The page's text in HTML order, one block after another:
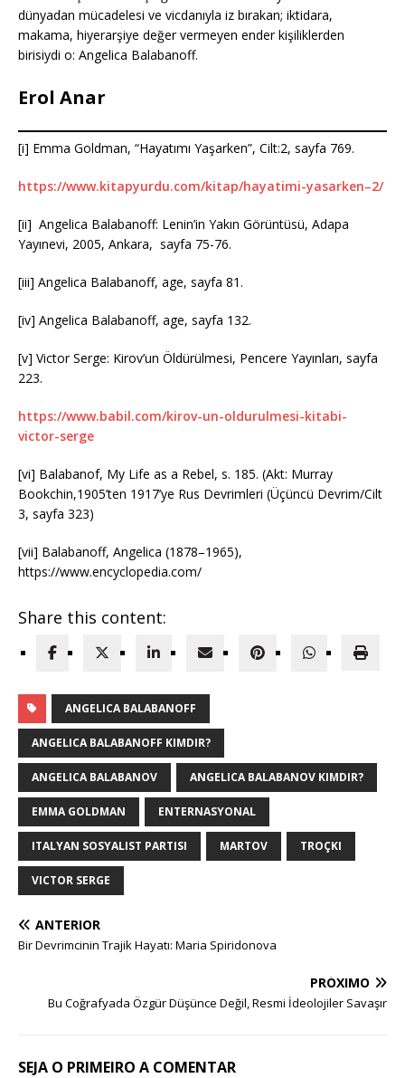
dünyadan mücadelesi ve vicdanıyla iz bırakan; iktidara,
makama, hiyerarşiye değer vermeyen ender kişiliklerden
birisiydi o: Angelica Balabanoff.
Erol Anar
[i] Emma Goldman, “Hayatımı Yaşarken”, Cilt:2, sayfa 769.
https://www.kitapyurdu.com/kitap/hayatimi-yasarken–2/
[ii] Angelica Balabanoff: Lenin’in Yakın Görüntüsü, Adapa
Yayınevi, 2005, Ankara, sayfa 75-76.
[iii] Angelica Balabanoff, age, sayfa 81.
[iv] Angelica Balabanoff, age, sayfa 132.
[v] Victor Serge: Kirov’un Öldürülmesi, Pencere Yayınları, sayfa
223.
https://www.babil.com/kirov-un-oldurulmesi-kitabi-
victor-serge
[vi] Balabanof, My Life as a Rebel, s. 185. (Akt: Murray
Bookchin,1905’ten 1917’ye Rus Devrimleri (Üçüncü Devrim/Cilt
3, sayfa 323)
[vii] Balabanoff, Angelica (1878–1965),
https://www.encyclopedia.com/
Share this content:
ANGELICA BALABANOFF
ANGELICA BALABANOFF KIMDIR?
ANGELICA BALABANOV ANGELICA BALABANOV KIMDIR?
EMMA GOLDMAN ENTERNASYONAL
ITALYAN SOSYALIST PARTISI MARTOV TROÇKI
VICTOR SERGE
ANTERIOR
Bir Devrimcinin Trajik Hayatı: Maria Spiridonova
PRÓXIMO
Bu Coğrafyada Özgür Düşünce Değil, Resmi İdeolojiler Savaşır
SEJA O PRIMEIRO A COMENTAR